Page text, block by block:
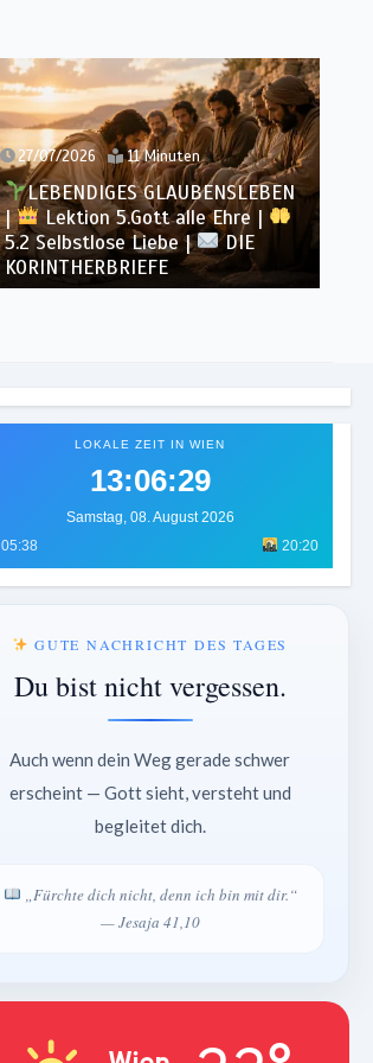
27/07/2026 11 Minuten
LEBENDIGES GLAUBENSLEBEN
|
Lektion 5.Gott alle Ehre |
5.2 Selbstlose Liebe |
DIE
KORINTHERBRIEFE
LOKALE ZEIT IN WIEN
13:06:32
Samstag, 08. August 2026
05:38
20:20
GUTE NACHRICHT DES TAGES
Du bist nicht vergessen.
Auch wenn dein Weg gerade schwer
erscheint — Gott sieht, versteht und
begleitet dich.
„Fürchte dich nicht, denn ich bin mit dir.“
— Jesaja 41,10